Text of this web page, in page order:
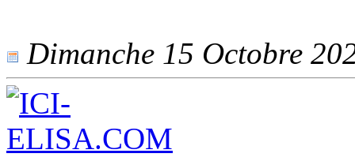
Dimanche 15 Octobre